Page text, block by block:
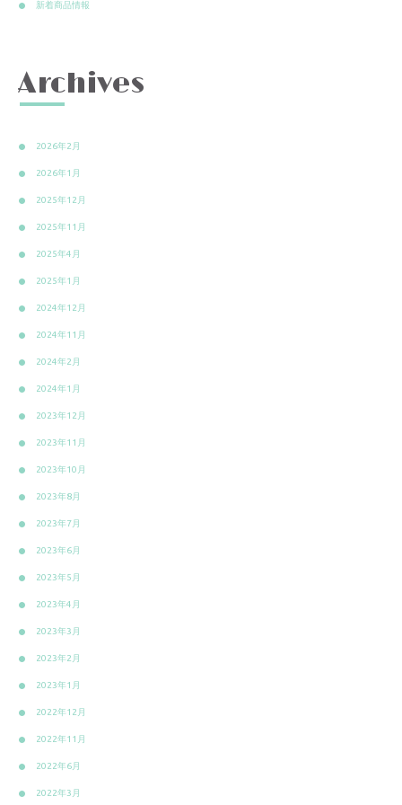
新着商品情報
Archives
2026年2月
2026年1月
2025年12月
2025年11月
2025年4月
2025年1月
2024年12月
2024年11月
2024年2月
2024年1月
2023年12月
2023年11月
2023年10月
2023年8月
2023年7月
2023年6月
2023年5月
2023年4月
2023年3月
2023年2月
2023年1月
2022年12月
2022年11月
2022年6月
2022年3月